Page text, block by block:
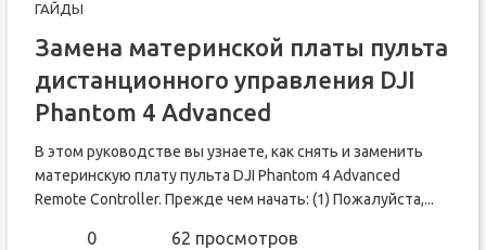
ГАЙДЫ
Замена материнской платы пульта
дистанционного управления DJI
Phantom 4 Advanced
В этом руководстве вы узнаете, как снять и заменить
материнскую плату пульта DJI Phantom 4 Advanced
Remote Controller. Прежде чем начать: (1) Пожалуйста,...
0 62 просмотров